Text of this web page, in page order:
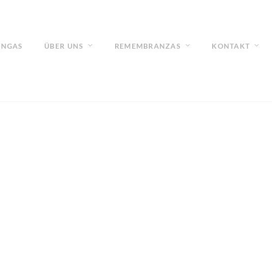
ÜBER UNS REMEMBRANZAS KONTAKT